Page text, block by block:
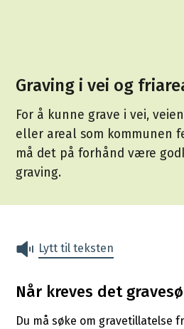
Graving i vei og
For å kunne grave i vei,
eller areal som kommunen
må det på forhånd være
graving.
Lytt til teksten
Når kreves det
Du må søke om gravetillatelse